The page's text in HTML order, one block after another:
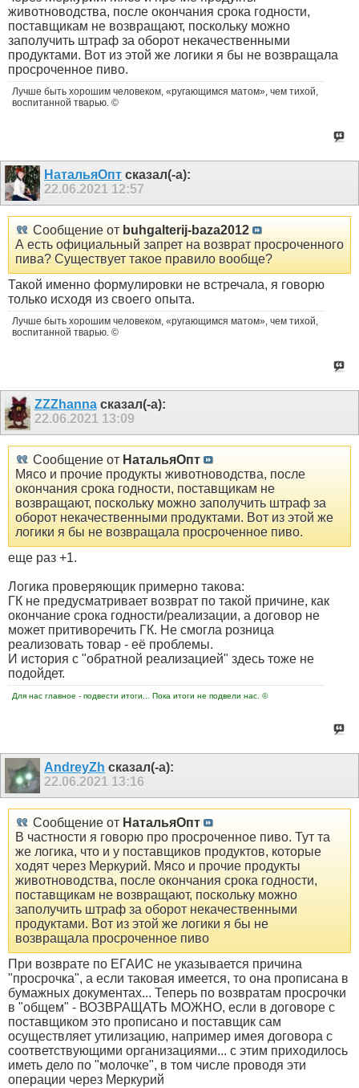
животноводства, после окончания срока годности,
поставщикам не возвращают, поскольку можно
заполучить штраф за оборот некачественными
продуктами. Вот из этой же логики я бы не возвращала
просроченное пиво.
Лучше быть хорошим человеком, «ругающимся матом», чем тихой,
воспитанной тварью. ©
НатальяОпт сказал(-а):
22.06.2021 12:57
Сообщение от buhgalterij-baza2012
А есть официальный запрет на возврат просроченного
пива? Существует такое правило вообще?
Такой именно формулировки не встречала, я говорю
только исходя из своего опыта.
Лучше быть хорошим человеком, «ругающимся матом», чем тихой,
воспитанной тварью. ©
ZZZhannaсказал(-а):
22.06.2021 13:09
Сообщение от НатальяОпт
Мясо и прочие продукты животноводства, после
окончания срока годности, поставщикам не
возвращают, поскольку можно заполучить штраф за
оборот некачественными продуктами. Вот из этой же
логики я бы не возвращала просроченное пиво.
еще раз +1.
Логика проверяющик примерно такова:
ГК не предусматривает возврат по такой причине, как
окончание срока годности/реализации, а договор не
может притиворечить ГК. Не смогла розница
реализовать товар - её проблемы.
И история с "обратной реализацией" здесь тоже не
подойдет.
Для нас главное - подвести итоги... Пока итоги не подвели нас. ©
AndreyZh сказал(-а):
22.06.2021 13:16
Сообщение от НатальяОпт
В частности я говорю про просроченное пиво. Тут та
же логика, что и у поставщиков продуктов, которые
ходят через Меркурий. Мясо и прочие продукты
животноводства, после окончания срока годности,
поставщикам не возвращают, поскольку можно
заполучить штраф за оборот некачественными
продуктами. Вот из этой же логики я бы не
возвращала просроченное пиво
При возврате по ЕГАИС не указывается причина
"просрочка", а если таковая имеется, то она прописана в
бумажных документах... Теперь по возвратам просрочки
в "общем" - ВОЗВРАЩАТЬ МОЖНО, если в договоре с
поставщиком это прописано и поставщик сам
осуществляет утилизацию, например имея договора с
соответствующими организациями... с этим приходилось
иметь дело по "молочке", в том числе проводя эти
операции через Меркурий